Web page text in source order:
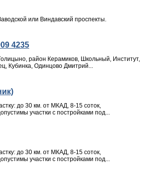
или Виндавский проспекты.
4235
район Керамиков, Школьный, Институт,
Кубинка, Одинцово Дмитрий...
до 30 км. от МКАД, 8-15 соток,
участки с постройками под...
до 30 км. от МКАД, 8-15 соток,
участки с постройками под...